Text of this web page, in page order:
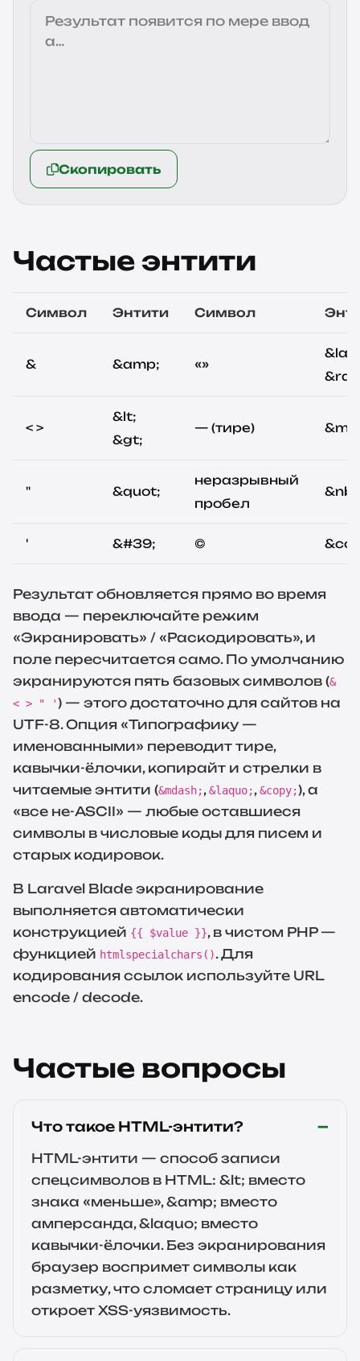
Скопировать
Частые энтити
Символ Энтити Символ
& &amp; «»
< >
&lt;
&gt;
— (тире)
" &quot;
неразрывный
пробел
' &#39; ©
Результат обновляется прямо во время
ввода — переключайте режим
«Экранировать» / «Раскодировать», и
поле пересчитается само. По умолчанию
экранируются пять базовых символов (&
< > " ') — этого достаточно для сайтов на
UTF-8. Опция «Типографику —
именованными» переводит тире,
кавычки-ёлочки, копирайт и стрелки в
читаемые энтити (&mdash;,&laquo;,&copy;), а
«все не-ASCII» — любые оставшиеся
символы в числовые коды для писем и
старых кодировок.
В Laravel Blade экранирование
выполняется автоматически
конструкцией {{ $value }}, в чистом PHP —
функцией htmlspecialchars(). Для
кодирования ссылок используйте URL
encode / decode.
Частые вопросы
Что такое HTML-энтити?
HTML-энтити — способ записи
спецсимволов в HTML: &lt; вместо
знака «меньше», &amp; вместо
амперсанда, &laquo; вместо
кавычки-ёлочки. Без экранирования
браузер воспримет символы как
разметку, что сломает страницу или
откроет XSS-уязвимость.